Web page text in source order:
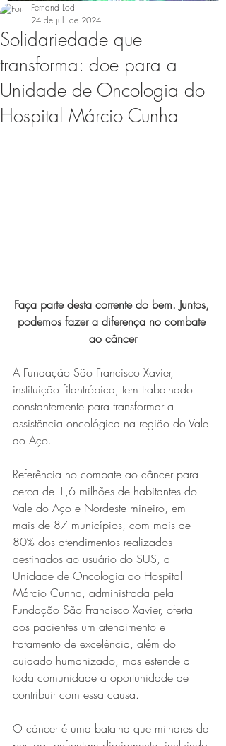
Expo Usipa começa nesta
Coisas” da artista visual Luiza
Drumond
Série MPB abre temporada de
shows em Ipatinga com Flávio
Venturini
Solidariedade que
transforma: doe para a
Unidade de Oncologia do
Hospital Márcio Cunha
Fernand Lodi
24 de jul. de 2024
Faça parte desta corrente do bem. Juntos,
podemos fazer a diferença no combate
ao câncer
A Fundação São Francisco Xavier,
instituição filantrópica, tem trabalhado
constantemente para transformar a
assistência oncológica na região do Vale
do Aço.
Referência no combate ao câncer para
cerca de 1,6 milhões de habitantes do
Vale do Aço e Nordeste mineiro, em
mais de 87 municípios, com mais de
80% dos atendimentos realizados
destinados ao usuário do SUS, a
Unidade de Oncologia do Hospital
Márcio Cunha, administrada pela
Fundação São Francisco Xavier, oferta
aos pacientes um atendimento e
tratamento de excelência, além do
cuidado humanizado, mas estende a
toda comunidade a oportunidade de
contribuir com essa causa.
O câncer é uma batalha que milhares de